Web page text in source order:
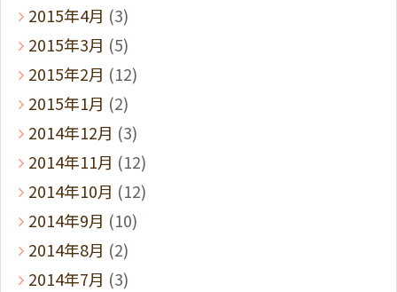
2015年4月 (3)
2015年3月 (5)
2015年2月 (12)
2015年1月 (2)
2014年12月 (3)
2014年11月 (12)
2014年10月 (12)
2014年9月 (10)
2014年8月 (2)
2014年7月 (3)